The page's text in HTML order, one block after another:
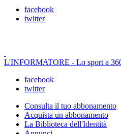
facebook
twitter
L'INFORMATORE - Lo sport a
facebook
twitter
Consulta il tuo abbonamento
Acquista un abbonamento
La Biblioteca dell'Identità